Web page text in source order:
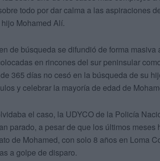
todo por dar calma a las aspiraciones
Mohamed Alí.
de búsqueda se difundió de forma
en rincones del sur peninsular
365 días no cesó en la búsqueda de su
y celebrar la mayoría de edad de
el caso, la UDYCO de la Policía
parado, a pesar de que los últimos meses
de Mohamed, con solo 8 años en Loma
a golpe de disparo.